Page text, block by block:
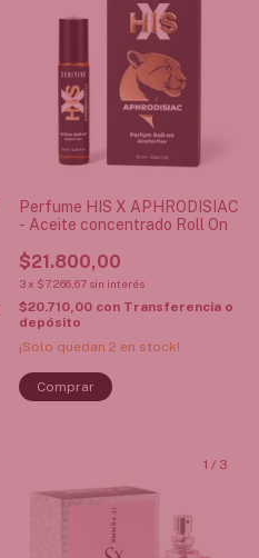
Perfume HIS X APHRODISIAC
- Aceite concentrado Roll On
$21.800,00
3 x $7.266,67 sin interés
$20.710,00 con Transferencia o
depósito
¡Solo quedan 2 en stock!
1 / 3